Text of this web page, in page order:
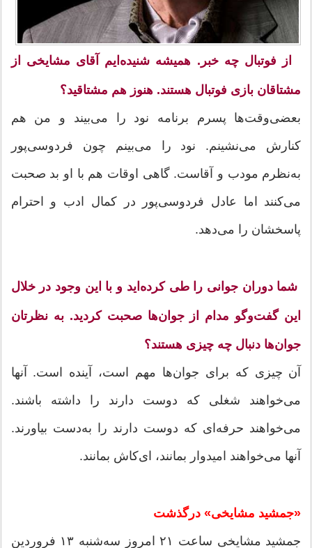
از فوتبال چه خبر. همیشه شنیده‌ایم آقای مشایخی از
مشتاقان بازی فوتبال هستند. هنوز هم مشتاقید؟
بعضی‌وقت‌ها پسرم برنامه نود را می‌بیند و من هم
کنارش می‌نشینم. نود را می‌بینم چون فردوسی‌پور
به‌نظرم مودب و آقاست. گاهی اوقات هم با او بد صحبت
می‌کنند اما عادل فردوسی‌پور در کمال ادب و احترام
پاسخشان را می‌دهد.
شما دوران جوانی را طی کرده‌اید و با این وجود در خلال
این گفت‌وگو مدام از جوان‌ها صحبت کردید. به نظرتان
جوان‌ها دنبال چه چیزی هستند؟
آن چیزی که برای جوان‌ها مهم است، آینده است. آنها
می‌خواهند شغلی که دوست دارند را داشته باشند.
می‌خواهند حرفه‌ای که دوست دارند را به‌دست بیاورند.
آنها می‌خواهند امیدوار بمانند،‌ ای‌کاش بمانند.
«جمشید مشایخی» درگذشت
جمشید مشایخی ساعت ۲۱ امروز سه‌شنبه ۱۳ فروردین